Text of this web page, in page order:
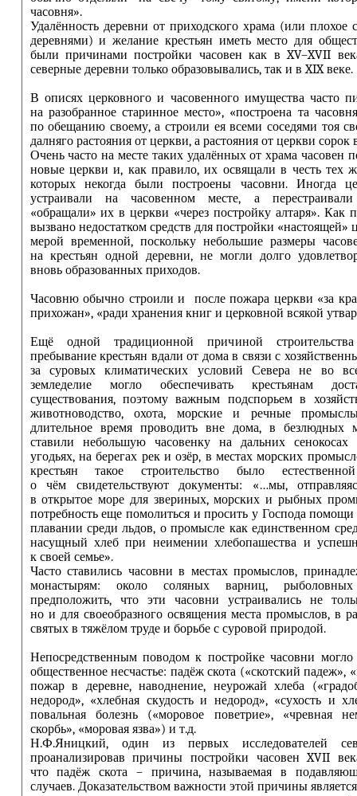
часовня».
Удалённость деревни от приходского храма (или
деревнями) и желание крестьян иметь место для
были причинами постройки часовен как в XV–XVII
северные деревни только образовывались, так и в XIX веке.
В описях церковного и часовенного имущества часто
на разобранное старинное место», «построена та
по обещанию своему, а строили ея всеми соседями тоя
далняго растояния от церкви, а растояния от церкви сорок
Очень часто на месте таких удалённых от храма часовен
новые церкви и, как правило, их освящали в честь тех
которых некогда были построены часовни. Иногда
устраивали на часовенном месте, а
«обращали» их в церкви «через постройку алтаря». Как
вызвано недостатком средств для постройки «настоящей»
мерой временной, поскольку небольшие размеры
на крестьян одной деревни, не могли долго
вновь образованных приходов.
Часовню обычно строили и после пожара церкви «за
прихожан», «ради хранения книг и церковной всякой
Ещё одной традиционной причиной
пребывание крестьян вдали от дома в связи с
за суровых климатических условий Севера не во
земледелие могло обеспечивать крестьянам
существования, поэтому важным подспорьем в
животноводство, охота, морские и речные
длительное время проводить вне дома, в безлюдных
ставили небольшую часовенку на дальних
угодьях, на берегах рек и озёр, в местах морских
крестьян такое строительство было
о чём свидетельствуют документы: «…мы,
в открытое море для звериных, морских и рыбных
потребность еще помолиться и просить у Господа
плавании среди льдов, о промысле как единственном
насущный хлеб при неимении хлебопашества и
к своей семье».
Часто ставились часовни в местах промыслов,
монастырям: около соляных варниц,
предположить, что эти часовни устраивались не
но и для своеобразного освящения места промыслов, в
святых в тяжёлом труде и борьбе с суровой природой.
Непосредственным поводом к постройке часовни могло
общественное несчастье: падёж скота («скотский падеж»,
пожар в деревне, наводнение, неурожай хлеба
недород», «хлебная скудость и недород», «сухость и
повальная болезнь («моровое поветрие», «чревная
скорбь», «моровая язва») и т.д.
Н.Ф.Яницкий, один из первых исследователей
проанализировав причины постройки часовен XVII
что падёж скота – причина, называемая в
случаев. Доказательством важности этой причины